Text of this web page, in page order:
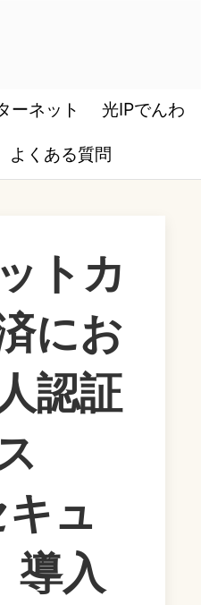
お客様ログイン
ーネット 光IPでんわ
よくある質問
トカ
にお
認証
キュ
導入